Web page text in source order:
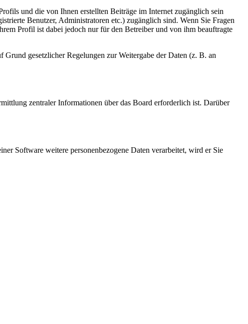
und die von Ihnen erstellten Beiträge im Internet zugänglich sein
Benutzer, Administratoren etc.) zugänglich sind. Wenn Sie Fragen
Profil ist dabei jedoch nur für den Betreiber und von ihm beauftragte
gesetzlicher Regelungen zur Weitergabe der Daten (z. B. an
zentraler Informationen über das Board erforderlich ist. Darüber
Software weitere personenbezogene Daten verarbeitet, wird er Sie